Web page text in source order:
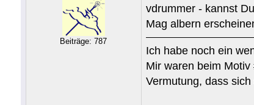
Beiträge: 787
vdrummer - kannst
Mag albern
Ich habe noch ein
Mir waren beim
Vermutung, dass